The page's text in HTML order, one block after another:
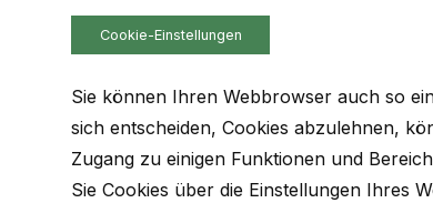
Cookie-Einstellungen
Sie können Ihren Webbrowser auch so
sich entscheiden, Cookies abzulehnen,
Zugang zu einigen Funktionen und
Sie Cookies über die Einstellungen Ihres